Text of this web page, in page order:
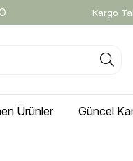
Kargo
Ürünler Güncel